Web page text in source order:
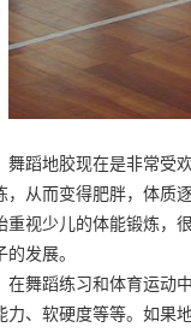
舞蹈地胶现在是非常受
，从而变得肥胖，体质
重视少儿的体能锻炼，
的发展。
在舞蹈练习和体育运动
力、软硬度等等。如果